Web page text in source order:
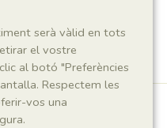
Génere
Montsechia
Localitat
serà vàlid en tots
el vostre
al botó "Preferències
Respectem les
vos una